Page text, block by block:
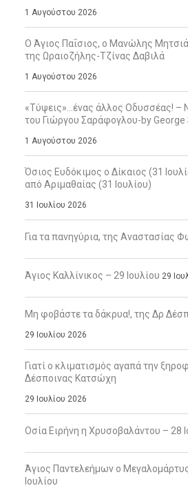
1 Αυγούστου 2026
Ο Άγιος Παΐσιος, ο Μανώλης
της Ωραιοζήλης-Τζίνας Δαβιλά
1 Αυγούστου 2026
«Τύψεις»…ένας άλλος Οδυσσέας! –
του Γιώργου Σαράφογλου-by
1 Αυγούστου 2026
Όσιος Ευδόκιμος ο Δίκαιος (31
από Αριμαθαίας (31 Ιουλίου)
31 Ιουλίου 2026
Για τα πανηγύρια, της Αναστασίας
Άγιος Καλλίνικος – 29 Ιουλίου 29
Μη φοβάστε τα δάκρυα!, της Δρ
29 Ιουλίου 2026
Γιατί ο κλιματισμός αγαπά την
Δέσποινας Κατσώχη
29 Ιουλίου 2026
Οσία Ειρήνη η Χρυσοβαλάντου – 28
Άγιος Παντελεήμων ο
Ιουλίου